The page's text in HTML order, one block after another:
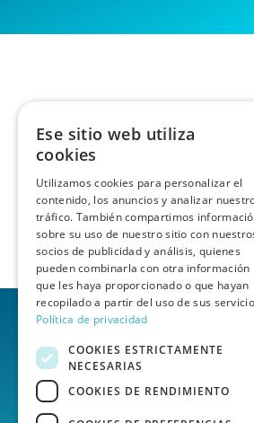
Política de privacidad
Asesoría Las Palmas de
Ese sitio web utiliza
cookies
Utilizamos cookies para personalizar el
contenido, los anuncios y analizar
tráfico. También compartimos
sobre su uso de nuestro sitio con
socios de publicidad y análisis, quienes
pueden combinarla con otra información
que les haya proporcionado o que hayan
recopilado a partir del uso de sus
Política de privacidad
COOKIES ESTRICTAMENTE
NECESARIAS
COOKIES DE RENDIMIENTO